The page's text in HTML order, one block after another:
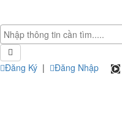
Đăng Ký | Đăng Nhập